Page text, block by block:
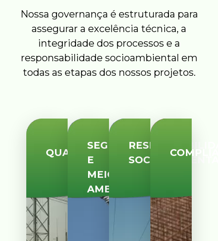
Nossa governança é estruturada para
assegurar a excelência técnica, a
integridade dos processos e a
responsabilidade socioambiental em
todas as etapas dos nossos projetos.
QUALIDADE
SEGURANÇA
E
MEIO
AMBIENTE